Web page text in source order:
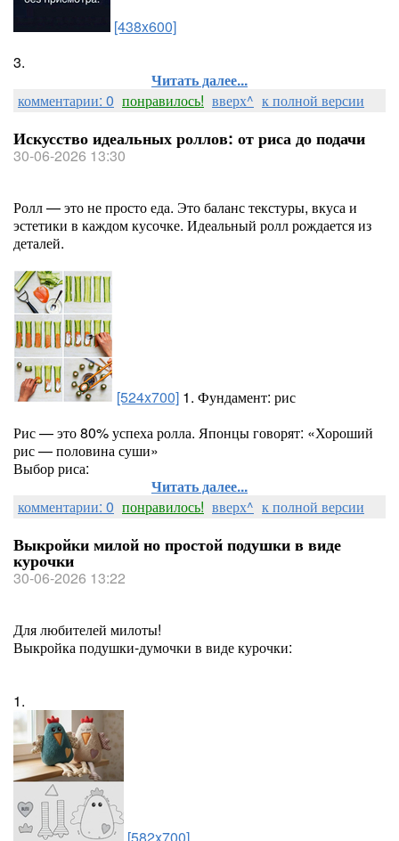
[438x600]
3.
Читать далее...
комментарии: 0 понравилось! вверх^ к полной версии
Искусство идеальных роллов: от риса до подачи
30-06-2026 13:30
Ролл — это не просто еда. Это баланс текстуры, вкуса и
эстетики в каждом кусочке. Идеальный ролл рождается из
деталей.
[524x700] 1. Фундамент: рис
Рис — это 80% успеха ролла. Японцы говорят: «Хороший
рис — половина суши»
Выбор риса:
Читать далее...
комментарии: 0 понравилось! вверх^ к полной версии
Выкройки милой но простой подушки в виде
курочки
30-06-2026 13:22
Для любителей милоты!
Выкройка подушки-думочки в виде курочки:
1.